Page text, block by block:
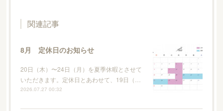
関連記事
8月 定休日のお知らせ
20日（木）〜24日（月）を夏季休暇とさせて
いただきます。定休日とあわせて、19日（…
2026.07.27 00:32